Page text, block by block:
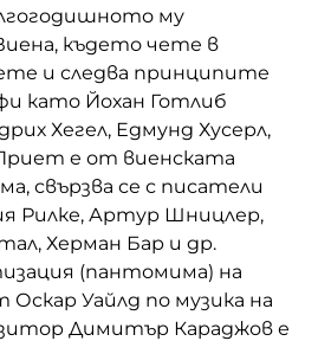
му
където чете в
и следва принципите
като Йохан Готлиб
Хегел, Едмунд Хусерл,
е от виенската
свързва се с писатели
Рилке, Артур Шницлер,
Херман Бар и др.
(пантомима) на
Оскар Уайлд по музика на
Димитър Караджов е